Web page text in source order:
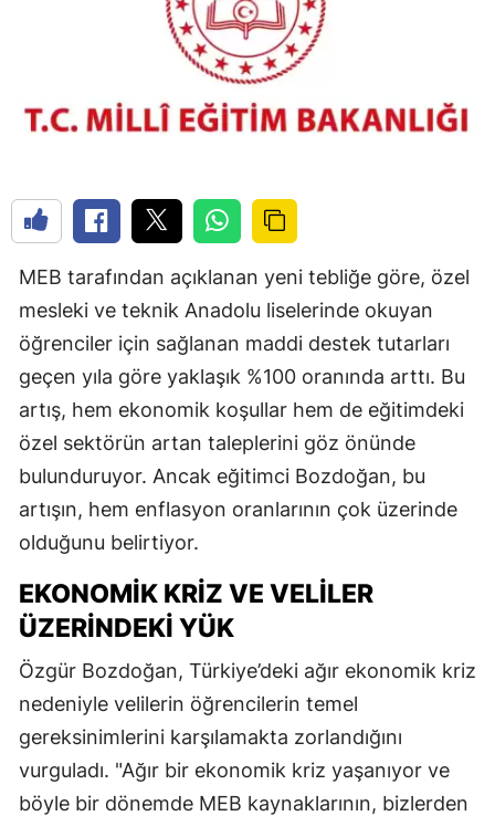
MEB tarafından açıklanan yeni tebliğe göre, özel
mesleki ve teknik Anadolu liselerinde okuyan
öğrenciler için sağlanan maddi destek tutarları
geçen yıla göre yaklaşık %100 oranında arttı. Bu
artış, hem ekonomik koşullar hem de eğitimdeki
özel sektörün artan taleplerini göz önünde
bulunduruyor. Ancak eğitimci Bozdoğan, bu
artışın, hem enflasyon oranlarının çok üzerinde
olduğunu belirtiyor.
EKONOMIK KRIZ VE VELILER
ÜZERINDEKI YÜK
Özgür Bozdoğan, Türkiye’deki ağır ekonomik kriz
nedeniyle velilerin öğrencilerin temel
gereksinimlerini karşılamakta zorlandığını
vurguladı. "Ağır bir ekonomik kriz yaşanıyor ve
böyle bir dönemde MEB kaynaklarının, bizlerden